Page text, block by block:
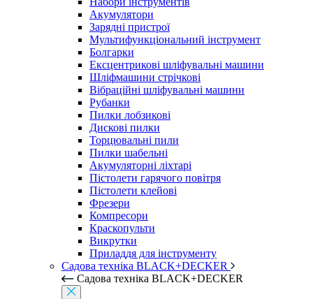
Акумулятори
Зарядні пристрої
Мультифункціональний інструмент
Болгарки
Ексцентрикові шліфувальні машини
Шліфмашини стрічкові
Вібраційні шліфувальні машини
Рубанки
Пилки лобзикові
Дискові пилки
Торцювальні пили
Пилки шабельні
Акумуляторні ліхтарі
Пістолети гарячого повітря
Пістолети клейові
Фрезери
Компресори
Краскопульти
Викрутки
Приладдя для інструменту
Садова техніка BLACK+DECKER
Садова техніка BLACK+DECKER